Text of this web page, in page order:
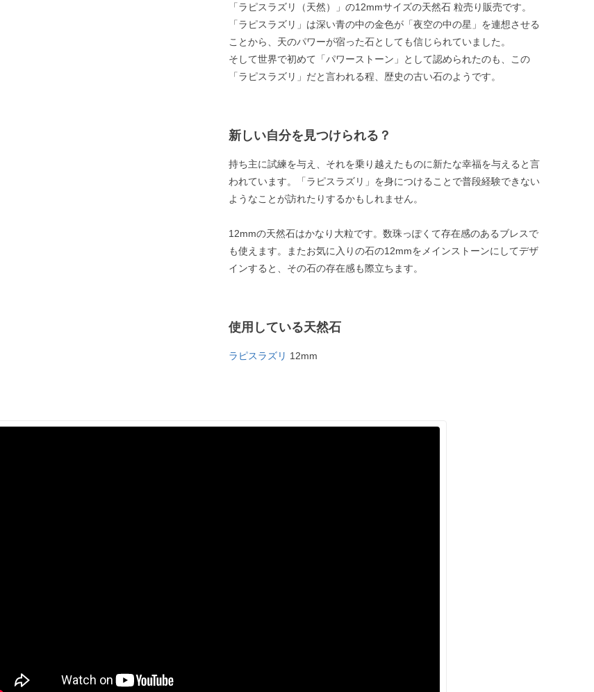
「ラピスラズリ（天然）」の12mmサイズの天然石 粒売り販売です。
「ラピスラズリ」は深い青の中の金色が「夜空の中の星」を連想させる
ことから、天のパワーが宿った石としても信じられていました。
そして世界で初めて「パワーストーン」として認められたのも、この
「ラピスラズリ」だと言われる程、歴史の古い石のようです。
新しい自分を見つけられる？
持ち主に試練を与え、それを乗り越えたものに新たな幸福を与えると言
われています。「ラピスラズリ」を身につけることで普段経験できない
ようなことが訪れたりするかもしれません。
12mmの天然石はかなり大粒です。数珠っぽくて存在感のあるブレスで
も使えます。またお気に入りの石の12mmをメインストーンにしてデザ
インすると、その石の存在感も際立ちます。
使用している天然石
ラピスラズリ 12mm